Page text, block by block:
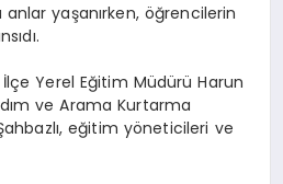
yaşanırken, öğrencilerin
Yerel Eğitim Müdürü Harun
ve Arama Kurtarma
eğitim yöneticileri ve